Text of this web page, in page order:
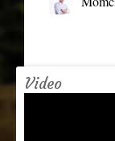
Video